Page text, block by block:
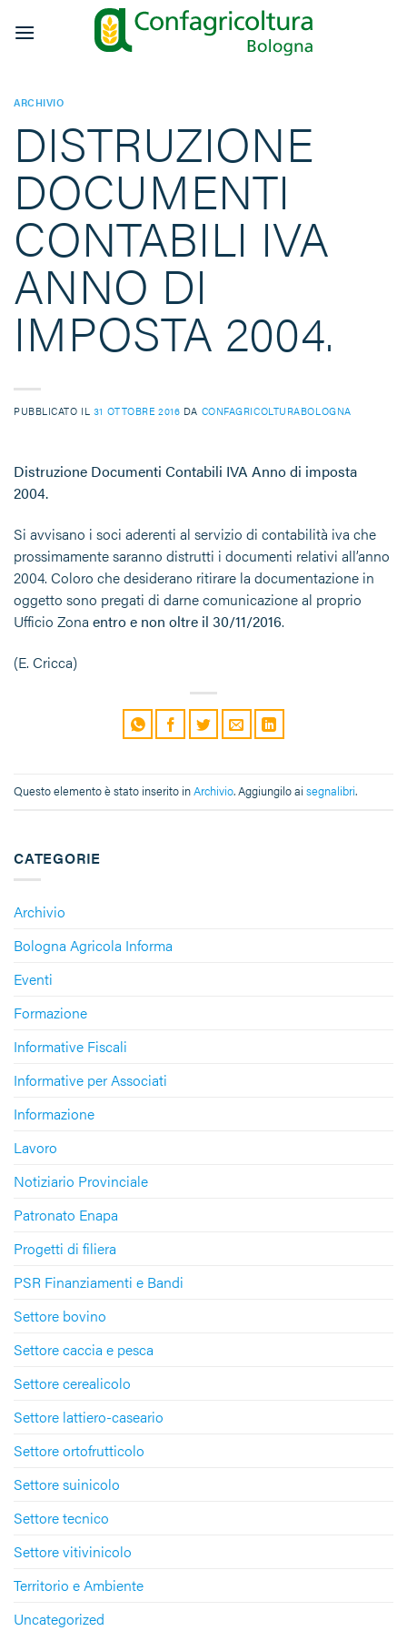
CATEGORIE
Archivio
Bologna Agricola Informa
Eventi
Formazione
Informative Fiscali
Informative per Associati
Informazione
Lavoro
Notiziario Provinciale
Patronato Enapa
Progetti di filiera
PSR Finanziamenti e Bandi
Settore bovino
Settore caccia e pesca
Settore cerealicolo
Settore lattiero-caseario
Settore ortofrutticolo
Settore suinicolo
Settore tecnico
Settore vitivinicolo
Territorio e Ambiente
Uncategorized
ARCHIVIO
DISTRUZIONE
DOCUMENTI
CONTABILI IVA
ANNO DI
IMPOSTA 2004.
PUBBLICATO IL 31 OTTOBRE 2016 DA CONFAGRICOLTURABOLOGNA
Distruzione Documenti Contabili IVA Anno di imposta
2004.
Si avvisano i soci aderenti al servizio di contabilità iva che
prossimamente saranno distrutti i documenti relativi all’anno
2004. Coloro che desiderano ritirare la documentazione in
oggetto sono pregati di darne comunicazione al proprio
Ufficio Zona entro e non oltre il 30/11/2016.
(E. Cricca)
Questo elemento è stato inserito inArchivio. Aggiungilo ai segnalibri.